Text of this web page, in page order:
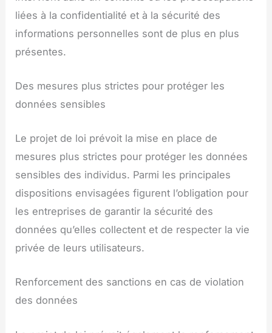
liées à la confidentialité et à la sécurité des
informations personnelles sont de plus en plus
présentes.
Des mesures plus strictes pour protéger les
données sensibles
Le projet de loi prévoit la mise en place de
mesures plus strictes pour protéger les données
sensibles des individus. Parmi les principales
dispositions envisagées figurent l’obligation pour
les entreprises de garantir la sécurité des
données qu’elles collectent et de respecter la vie
privée de leurs utilisateurs.
Renforcement des sanctions en cas de violation
des données